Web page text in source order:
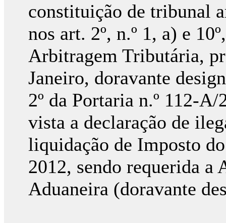
constituição de tribunal
nos art. 2º, n.º 1, a) e
Arbitragem Tributária,
Janeiro, doravante
2º da Portaria n.º 112-
vista a declaração de
liquidação de Imposto
2012, sendo requerida a
Aduaneira (doravante